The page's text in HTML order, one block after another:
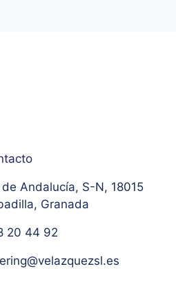
de Andalucía, S-N, 18015
Granada
20 44 92